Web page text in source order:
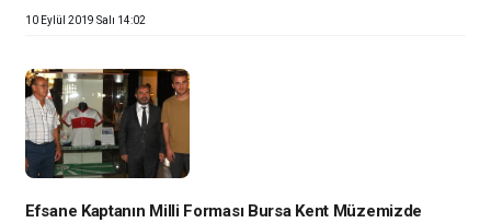
10 Eylül 2019 Salı 14:02
Efsane Kaptanın Milli Forması Bursa Kent Müzemizde